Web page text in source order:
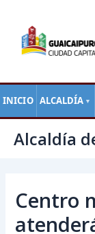
INICIO ALCALDÍA ▼
contenido
Alcaldía
Centro
de